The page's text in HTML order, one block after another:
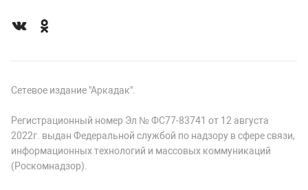
Сетевое издание "Аркадак".
Регистрационный номер Эл № ФС77-83741 от 12 августа
2022г. выдан Федеральной службой по надзору в сфере связи,
информационных технологий и массовых коммуникаций
(Роскомнадзор).